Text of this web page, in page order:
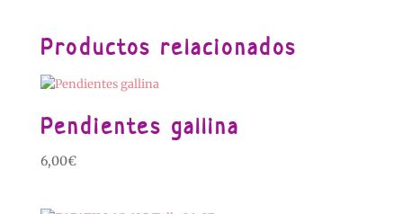
Productos relacionados
Pendientes gallina
6,00€